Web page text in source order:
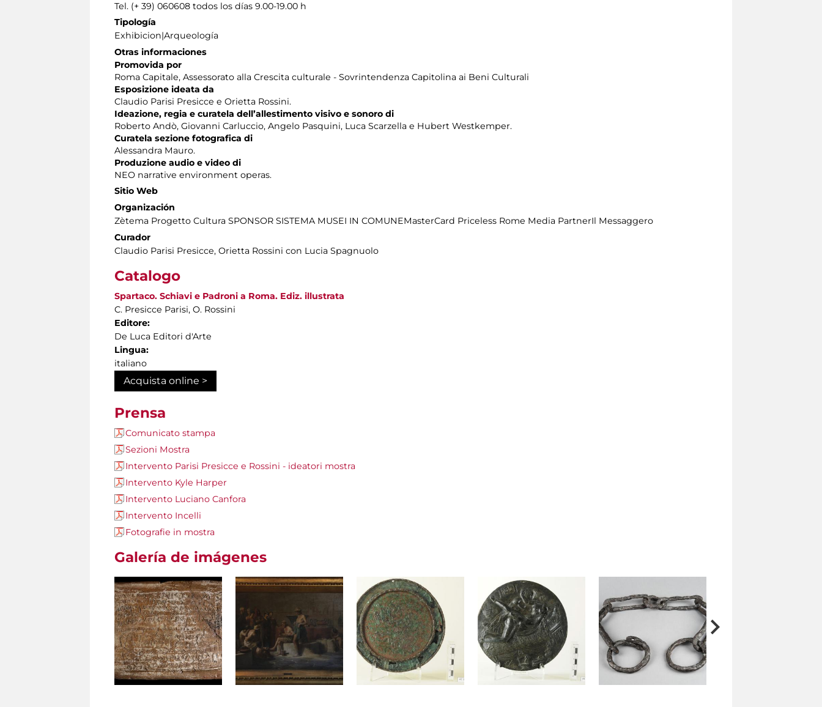
Tel. (+ 39) 060608 todos los días 9.00-19.00 h
Tipología
Exhibicion|Arqueología
Otras informaciones
Promovida por
Roma Capitale, Assessorato alla Crescita culturale - Sovrintendenza Capitolina ai Beni Culturali
Esposizione ideata da
Claudio Parisi Presicce e Orietta Rossini.
Ideazione, regia e curatela dell’allestimento visivo e sonoro di
Roberto Andò, Giovanni Carluccio, Angelo Pasquini, Luca Scarzella e Hubert Westkemper.
Curatela sezione fotografica di
Alessandra Mauro.
Produzione audio e video di
NEO narrative environment operas.
Sitio Web
Organización
Zètema Progetto Cultura SPONSOR SISTEMA MUSEI IN COMUNEMasterCard Priceless Rome Media PartnerIl Messaggero
Curador
Claudio Parisi Presicce, Orietta Rossini con Lucia Spagnuolo
Catalogo
Spartaco. Schiavi e Padroni a Roma. Ediz. illustrata
C. Presicce Parisi, O. Rossini
Editore:
De Luca Editori d'Arte
Lingua:
italiano
Acquista online >
Prensa
Comunicato stampa
Sezioni Mostra
Intervento Parisi Presicce e Rossini - ideatori mostra
Intervento Kyle Harper
Intervento Luciano Canfora
Intervento Incelli
Fotografie in mostra
Galería de imágenes